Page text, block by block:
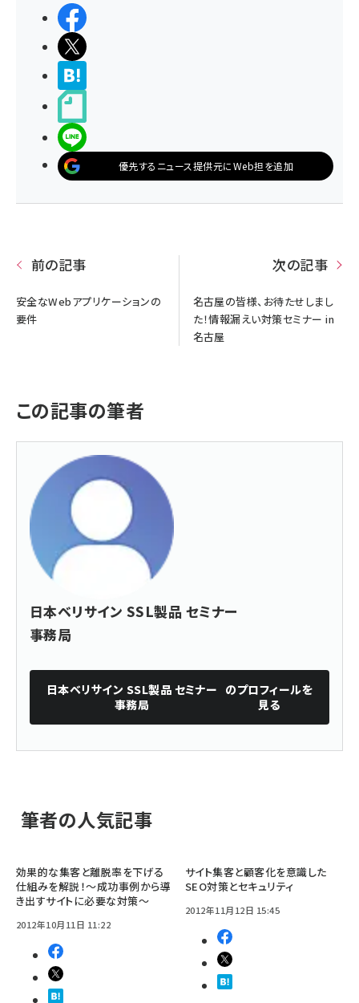
優先するニュース提供元にWeb担を追加
前の記事
安全なWebアプリケーションの
要件
次の記事
名古屋の皆様、お待たせしまし
た！情報漏えい対策セミナー in
名古屋
この記事の筆者
日本ベリサイン SSL製品 セミナー
事務局
日本ベリサイン SSL製品 セミナー
事務局
のプロフィールを
見る
筆者の人気記事
効果的な集客と離脱率を下げる
仕組みを解説！～成功事例から導
き出すサイトに必要な対策～
2012年10月11日 11:22
サイト集客と顧客化を意識した
SEO対策とセキュリティ
2012年11月12日 15:45